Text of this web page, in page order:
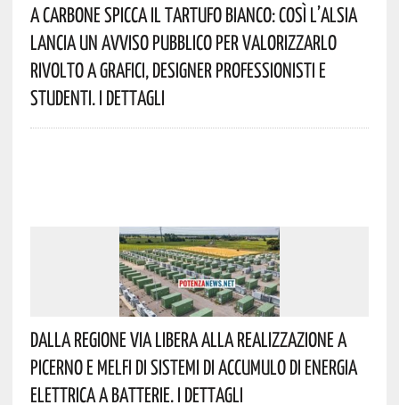
A Carbone Spicca Il Tartufo Bianco: Così L’Alsia
Lancia Un Avviso Pubblico Per Valorizzarlo
Rivolto A Grafici, Designer Professionisti E
Studenti. I Dettagli
Dalla Regione Via Libera Alla Realizzazione A
Picerno E Melfi Di Sistemi Di Accumulo Di Energia
Elettrica A Batterie. I Dettagli